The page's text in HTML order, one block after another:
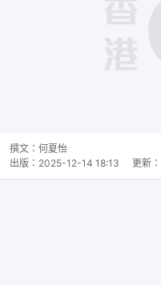
撰文： 何夏怡
出版： 2025-12-14 18:13 更新：